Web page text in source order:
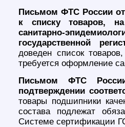
Письмом ФТС России от
к списку товаров,
санитарно-
государственной
доведен список
требуется оформление
Письмом ФТС
подтверждении
товары подшипники
состава подлежат
Системе сертификации